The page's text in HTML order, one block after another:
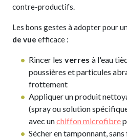
contre-productifs.
Les bons gestes à adopter pour un
de vue efficace :
Rincer les verres à l'eau
poussières et particules
frottement
Appliquer un produit
(spray ou solution
avec unchiffon microfibre
Sécher en tamponnant,